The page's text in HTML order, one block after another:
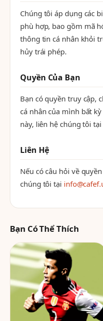
Chúng tôi áp dụng các
phù hợp, bao gồm mã
thông tin cá nhân khỏi
hủy trái phép.
Quyền Của Bạn
Bạn có quyền truy cập,
cá nhân của mình bất
này, liên hệ chúng tôi tại
Liên Hệ
Nếu có câu hỏi về
chúng tôi tại
Bạn Có Thể Thích